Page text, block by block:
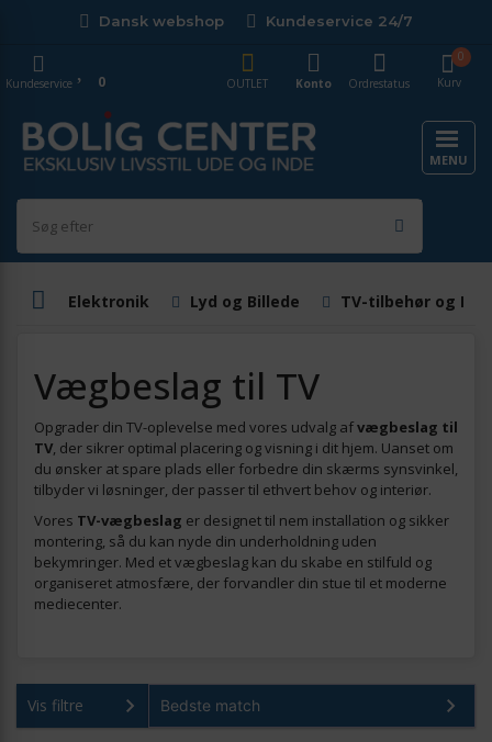
Dansk webshop Kundeservice 24/7
Kurv
0
OUTLET
Konto Ordrestatus
Kundeservice 0
MENU
Elektronik Lyd og Billede TV-tilbehør og
Vægbeslag til TV
Opgrader din TV-oplevelse med vores udvalg afvægbeslag til
TV, der sikrer optimal placering og visning i dit hjem. Uanset om
du ønsker at spare plads eller forbedre din skærms synsvinkel,
tilbyder vi løsninger, der passer til ethvert behov og interiør.
Vores TV-vægbeslag er designet til nem installation og sikker
montering, så du kan nyde din underholdning uden
bekymringer. Med et vægbeslag kan du skabe en stilfuld og
organiseret atmosfære, der forvandler din stue til et moderne
mediecenter.
Vis filtre